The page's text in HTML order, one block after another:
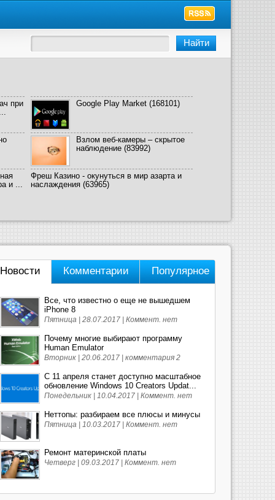
при
Google Play Market (168101)
Взлом веб-камеры – скрытое
наблюдение (83992)
и ...
Фреш Казино - окунуться в мир азарта и
наслаждения (63965)
Новости Комментарии Популярное
Все, что известно о еще не вышедшем
iPhone 8
Пятница | 28.07.2017 | Коммент. нет
Почему многие выбирают программу
Human Emulator
Вторник | 20.06.2017 | комментария 2
С 11 апреля станет доступно масштабное
обновление Windows 10 Creators Updat...
Понедельник | 10.04.2017 | Коммент. нет
Неттопы: разбираем все плюсы и минусы
Пятница | 10.03.2017 | Коммент. нет
Ремонт материнской платы
Четверг | 09.03.2017 | Коммент. нет